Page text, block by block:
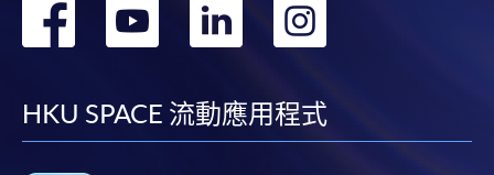
轉
facebook
轉
youtube
轉
linkedin
HKU SPACE 流動應用程式